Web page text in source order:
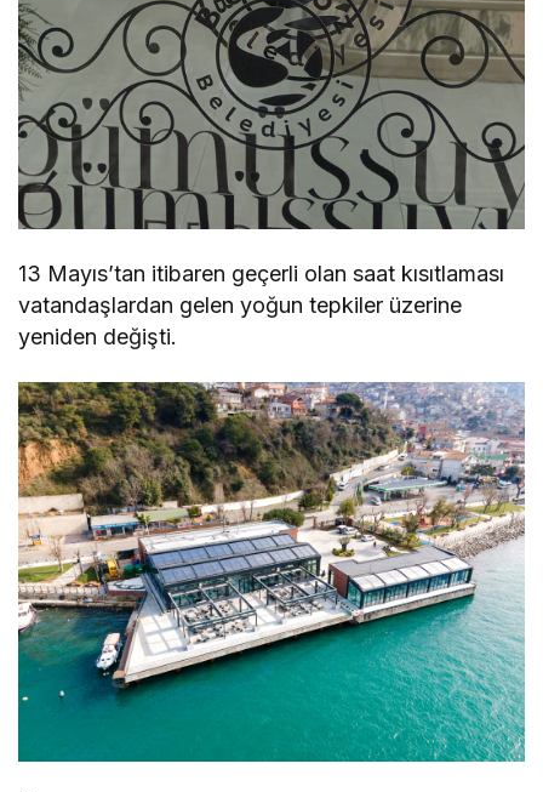
13 Mayıs’tan itibaren geçerli olan saat kısıtlaması
vatandaşlardan gelen yoğun tepkiler üzerine
yeniden değişti.